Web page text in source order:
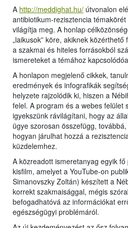
A http://meddighat.hu/ útvonalon
antibiotikum-rezisztencia
világítja meg. A honlap
„laikusok” köre, akiknek
a szakmai és hiteles forrásokból
ismereteket a témához
A honlapon megjelenő cikkek,
eredmények és infografikák
helyzete rajzolódik ki, hiszen a
felel. A program és a webes felület
igyekszünk rávilágítani, hogy az
ügye szorosan összefügg,
hogyan járulhat hozzá a
küzdelemhez.
A közreadott ismeretanyag egyik
kisfilm, amelyet a YouTube-on
Simanovszky Zoltán) készített a
korrekt szakmaisággal, mégis
befogadhatóvá az információkat
egészségügyi problémáról.